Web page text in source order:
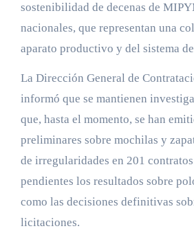
sostenibilidad de decenas de
nacionales, que representan una
aparato productivo y del sistema
La Dirección General de
informó que se mantienen
que, hasta el momento, se han
preliminares sobre mochilas y
de irregularidades en 201
pendientes los resultados sobre
como las decisiones definitivas
licitaciones.